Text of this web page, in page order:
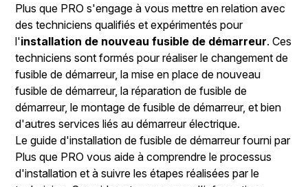
Plus que PRO s'engage à vous mettre en relation avec
des techniciens qualifiés et expérimentés pour
l'installation de nouveau fusible de démarreur. Ces
techniciens sont formés pour réaliser le changement de
fusible de démarreur, la mise en place de nouveau
fusible de démarreur, la réparation de fusible de
démarreur, le montage de fusible de démarreur, et bien
d'autres services liés au démarreur électrique.
Le guide d'installation de fusible de démarreur fourni par
Plus que PRO vous aide à comprendre le processus
d'installation et à suivre les étapes réalisées par le